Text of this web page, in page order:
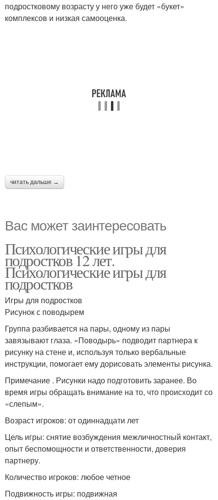
подростковому возрасту у него уже будет «букет»
комплексов и низкая самооценка.
читать дальше →
Вас может заинтересовать
Психологические игры для
подростков 12 лет.
Психологические игры для
подростков
Игры для подростков
Рисунок с поводырем
Группа разбивается на пары, одному из пары
завязывают глаза. «Поводырь» подводит партнера к
рисунку на стене и, используя только вербальные
инструкции, помогает ему дорисовать элементы рисунка.
Примечание . Рисунки надо подготовить заранее. Во
время игры обращать внимание на то, что происходит со
«слепым».
Возраст игроков: от одиннадцати лет
Цель игры: снятие возбуждения межличностный контакт,
опыт беспомощности и ответственности, доверия
партнеру.
Количество игроков: любое четное
Подвижность игры: подвижная